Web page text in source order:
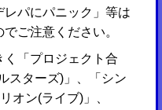
パにパニック」等は
ご注意ください。
「プロジェクト合
スターズ)」、「シン
オン(ライブ)」、